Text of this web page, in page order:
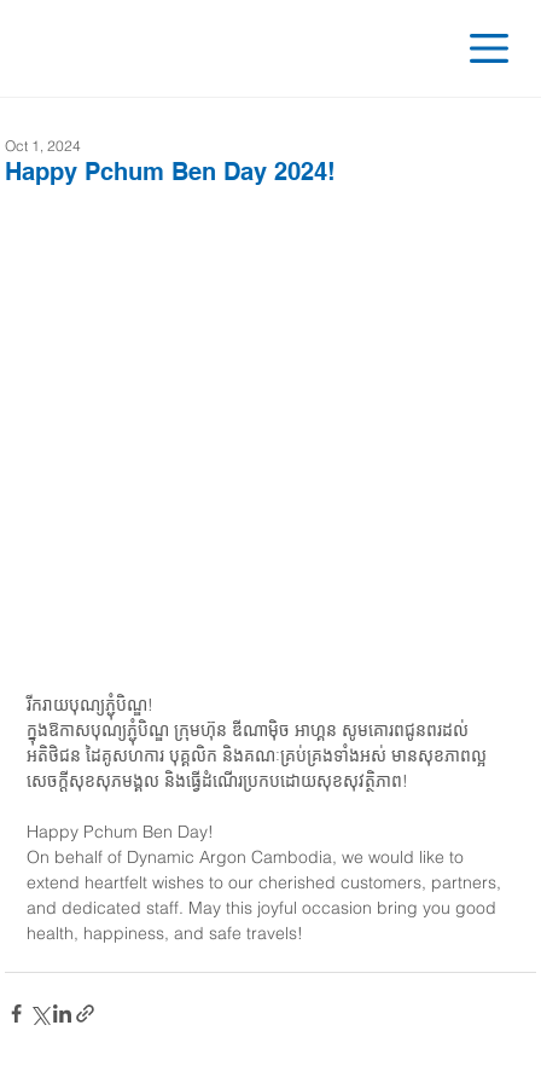
Happy Pchum Ben Day 2024!
Oct 1, 2024
រីករាយបុណ្យភ្ជុំបិណ្ឌ!
ក្នុងឱកាសបុណ្យភ្ជុំបិណ្ឌ ក្រុមហ៊ុន ឌីណាម៉ិច អាហ្គន សូមគោរពជូនពរដល់
អតិថិជន ដៃគូសហការ បុគ្គលិក និងគណៈគ្រប់គ្រងទាំងអស់ មានសុខភាពល្អ
សេចក្ដីសុខសុភមង្គល និងធ្វើដំណើរប្រកបដោយសុខសុវត្ថិភាព!
Happy Pchum Ben Day!
On behalf of Dynamic Argon Cambodia, we would like to
extend heartfelt wishes to our cherished customers, partners,
and dedicated staff. May this joyful occasion bring you good
health, happiness, and safe travels!